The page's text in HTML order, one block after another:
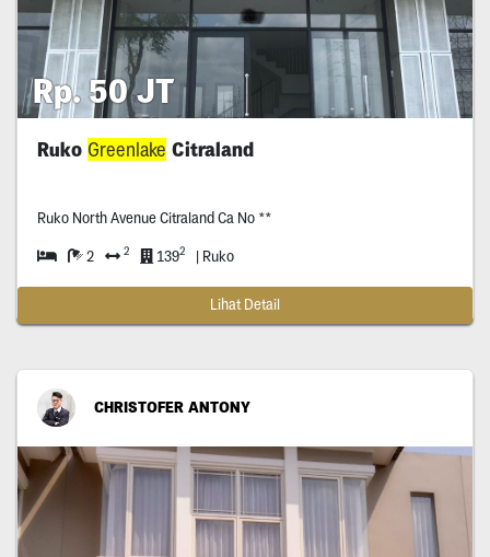
Rp. 50 JT
Ruko Greenlake Citraland
Ruko North Avenue Citraland Ca No **
2 2 1392 | Ruko
Lihat Detail
CHRISTOFER ANTONY